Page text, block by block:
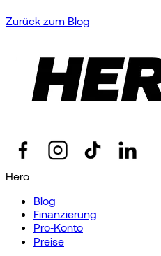
Zurück zum Blog
Hero
Blog
Finanzierung
Pro‑Konto
Preise